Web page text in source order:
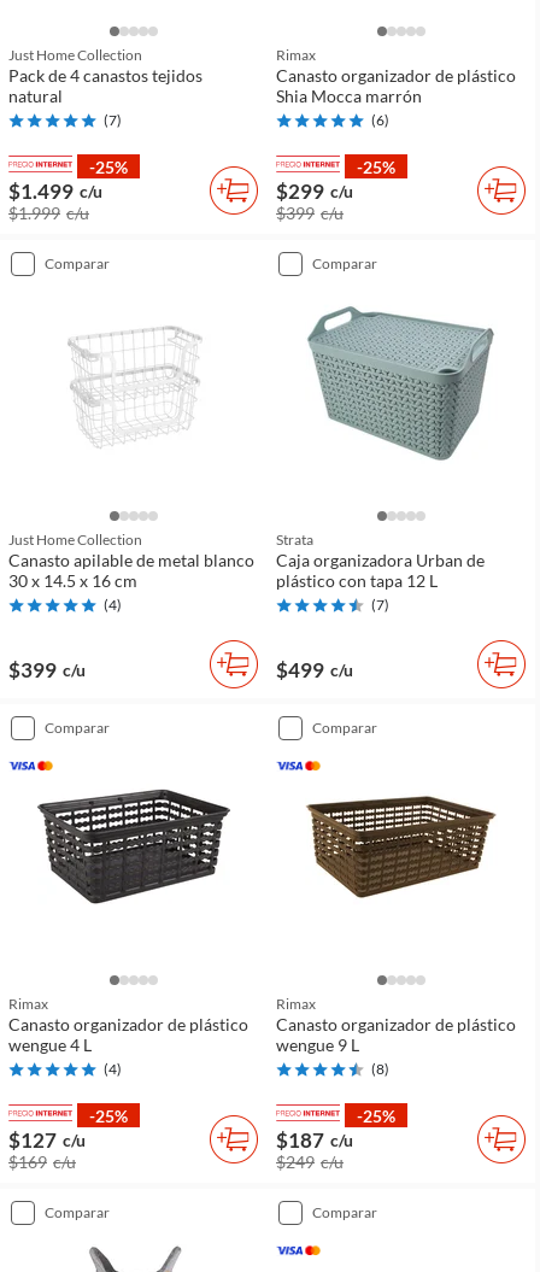
Just Home Collection
Pack de 4 canastos tejidos
natural
(7)
-25%
$1.499 c/u
$1.999 c/u
Rimax
Canasto organizador de plástico
Shia Mocca marrón
(6)
-25%
$299 c/u
$399 c/u
comparar
Just Home Collection
Canasto apilable de metal blanco
30 x 14.5 x 16 cm
(4)
$399 c/u
comparar
Strata
Caja organizadora Urban de
plástico con tapa 12 L
(7)
$499 c/u
comparar
Rimax
Canasto organizador de plástico
wengue 4 L
(4)
-25%
$127 c/u
$169 c/u
comparar
Rimax
Canasto organizador de plástico
wengue 9 L
(8)
-25%
$187 c/u
$249 c/u
comparar comparar